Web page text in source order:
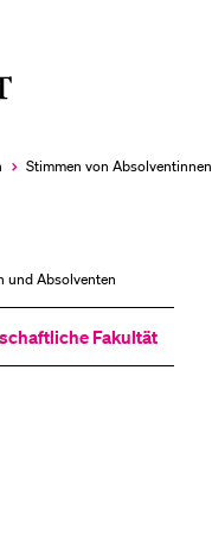
Stimmen von
und Absolventen
Fakultät